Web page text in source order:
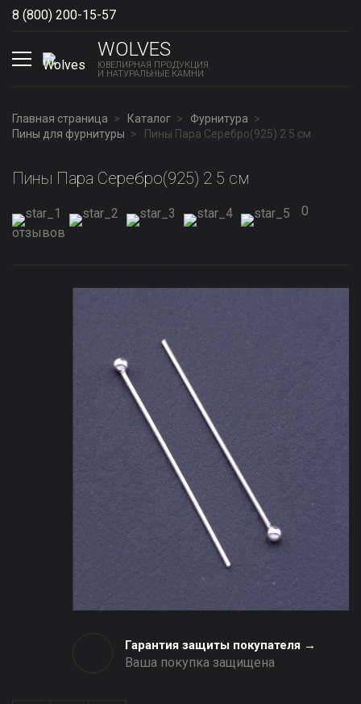
8 (800) 200-15-57
WOLVES
ЮВЕЛИРНАЯ ПРОДУКЦИЯ
И НАТУРАЛЬНЫЕ КАМНИ
Главная страница Каталог
Фурнитура
Пины для фурнитуры
Пины Пара Серебро(925) 2 5 см
Пины Пара Серебро(925) 2 5 см
0
отзывов
Гарантия защиты покупателя →
Ваша покупка защищена